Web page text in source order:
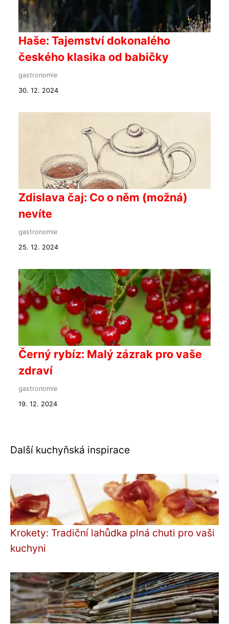
Haše: Tajemství dokonalého
českého klasika od babičky
gastronomie
30. 12. 2024
Zdislava čaj: Co o něm (možná)
nevíte
gastronomie
25. 12. 2024
Černý rybíz: Malý zázrak pro vaše
zdraví
gastronomie
19. 12. 2024
Další kuchyňská inspirace
Krokety: Tradiční lahůdka plná chuti pro vaši
kuchyni